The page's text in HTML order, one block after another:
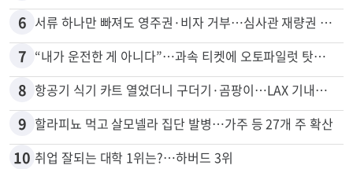
6 서류 하나만 빠져도 영주권·비자 거부…심사관 재량권 대폭 확대
7 “내가 운전한 게 아니다”…과속 티켓에 오토파일럿 탓한 운전자
8 항공기 식기 카트 열었더니 구더기·곰팡이…LAX 기내식 업체 논란
9 할라피뇨 먹고 살모넬라 집단 발병…가주 등 27개 주 확산
10 취업 잘되는 대학 1위는?…하버드 3위